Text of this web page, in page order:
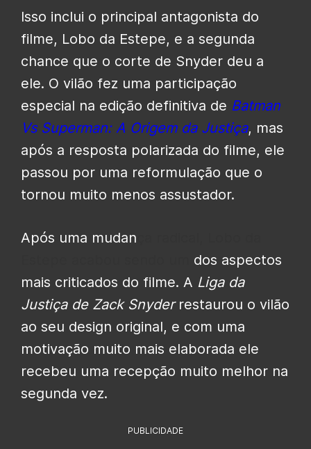
Isso inclui o principal antagonista do
filme, Lobo da Estepe, e a segunda
chance que o corte de Snyder deu a
ele. O vilão fez uma participação
especial na edição definitiva de Batman
Vs Superman: A Origem da Justiça, mas
após a resposta polarizada do filme, ele
passou por uma reformulação que o
tornou muito menos assustador.
Após uma mudan
dos aspectos
mais criticados do filme. A Liga da
Justiça de Zack Snyderrestaurou o vilão
ao seu design original, e com uma
motivação muito mais elaborada ele
recebeu uma recepção muito melhor na
segunda vez.
PUBLICIDADE